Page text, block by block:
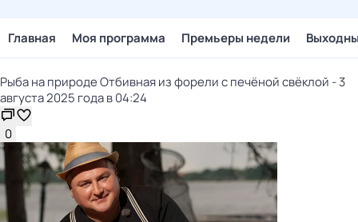
Главная Моя программа Премьеры недели
Рыба на природе Отбивная из форели с печёной свёклой - 3
августа 2025 года в 04:24
0